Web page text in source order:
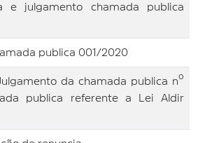
e julgamento chamada publica
publica 001/2020
da chamada publica nº
publica referente a Lei Aldir